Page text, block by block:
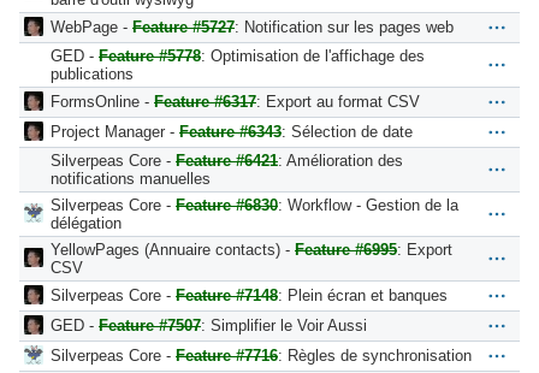
WebPage - Feature #5727: Notification sur les pages web
GED - Feature #5778: Optimisation de l'affichage des
publications
FormsOnline - Feature #6317: Export au format CSV
Project Manager - Feature #6343: Sélection de date
Silverpeas Core - Feature #6421: Amélioration des
notifications manuelles
Silverpeas Core - Feature #6830: Workflow - Gestion de la
délégation
YellowPages (Annuaire contacts) - Feature #6995: Export
CSV
Silverpeas Core - Feature #7148: Plein écran et banques
GED - Feature #7507: Simplifier le Voir Aussi
Silverpeas Core - Feature #7716: Règles de synchronisation